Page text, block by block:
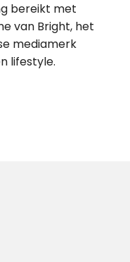
bereikt met
van Bright, het
mediamerk
lifestyle.